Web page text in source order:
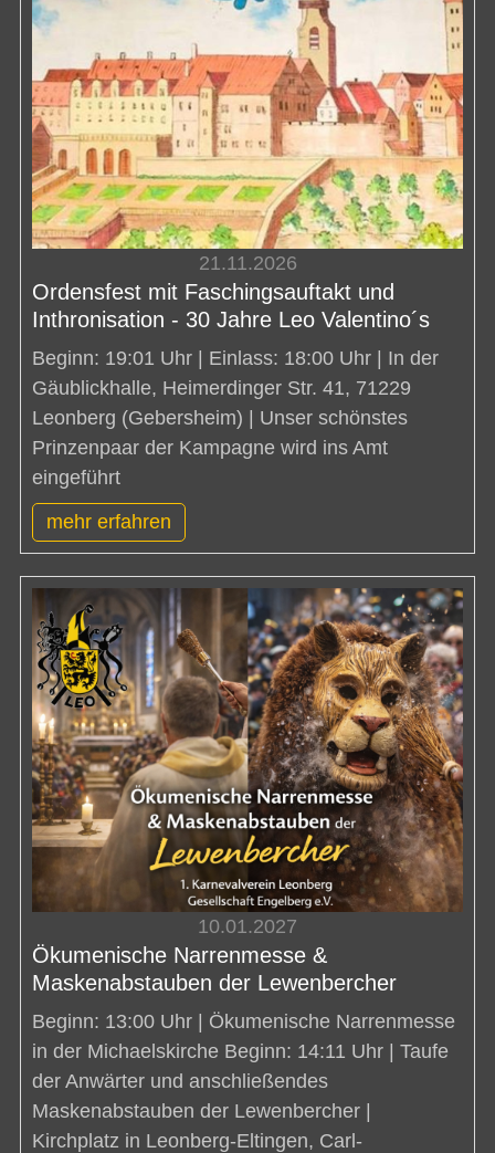
21.11.2026
Ordensfest mit Faschingsauftakt und
Inthronisation - 30 Jahre Leo Valentino´s
Beginn: 19:01 Uhr | Einlass: 18:00 Uhr | In der
Gäublickhalle, Heimerdinger Str. 41, 71229
Leonberg (Gebersheim) | Unser schönstes
Prinzenpaar der Kampagne wird ins Amt
eingeführt
mehr erfahren
10.01.2027
Ökumenische Narrenmesse &
Maskenabstauben der Lewenbercher
Beginn: 13:00 Uhr | Ökumenische Narrenmesse
in der Michaelskirche Beginn: 14:11 Uhr | Taufe
der Anwärter und anschließendes
Maskenabstauben der Lewenbercher |
Kirchplatz in Leonberg-Eltingen, Carl-